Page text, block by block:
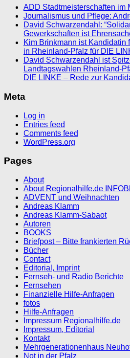
ADD Stadtmeisterschaften im
Journalismus und Pflege:
David Schwarzendahl:
Gewerkschaften ist
Kim Brinkmann ist Kandidatin
in Rheinland-Pfalz für DIE
David Schwarzendahl ist
Landtagswahlen Rheinland-
DIE LINKE – Rede zur
Meta
Log in
Entries feed
Comments feed
WordPress.org
Pages
About
About Regionalhilfe.de
ADVENT und Weihnachten
Andreas Klamm
Andreas Klamm-Sabaot
Autoren
BOOKS
Briefpost – Bitte frankierten
Bücher
Contact
Editorial, Imprint
Fernseh- und Radio Berichte
Fernsehen
Finanzielle Hilfe-Anfragen
fotos
Hilfe-Anfragen
Impressum Regionalhilfe.de
Impressum, Editorial
Kontakt
Mehrgenerationenhaus
Not in der Pfalz